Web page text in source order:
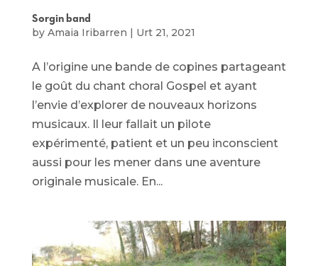
Sorgin band
by Amaia Iribarren Urt 21, 2021
A l’origine une bande de copines partageant
le goût du chant choral Gospel et ayant
l’envie d’explorer de nouveaux horizons
musicaux. Il leur fallait un pilote
expérimenté, patient et un peu inconscient
aussi pour les mener dans une aventure
originale musicale. En...